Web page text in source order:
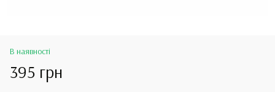
В наявності
395 грн